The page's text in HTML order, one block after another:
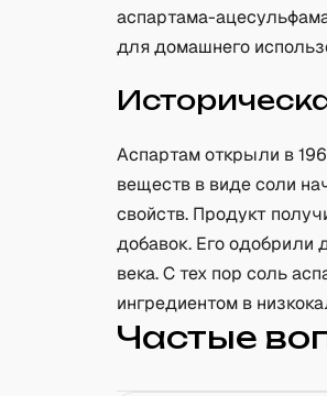
аспартама-
для домашнего
Аспартам открыли в
веществ в виде соли
свойств. Продукт
добавок. Его одобрили
века. С тех пор соль
ингредиентом в
Частые